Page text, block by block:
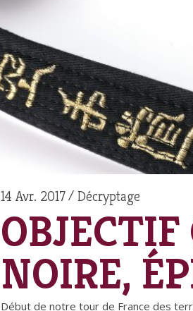
14 Avr. 2017 Décryptage
NOIRE,
Début de notre tour de France des